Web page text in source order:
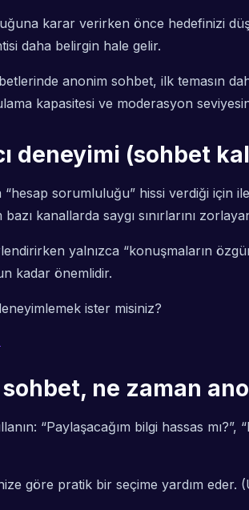
karar verirken önce hedefinizi
daha belirgin hale gelir.
anonim sohbet, ilk temasın
kapasitesi ve moderasyon
deneyimi (sohbet
sorumluluğu” hissi verdiği için
kanallarda saygı sınırlarını
yalnızca “konuşmaların
kadar önemlidir.
ister misiniz?
ne zaman
“Paylaşacağım bilgi hassas
göre pratik bir seçime yardım